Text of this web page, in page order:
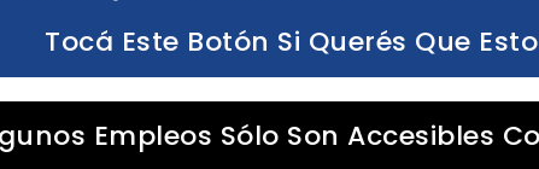
Tocá Este Botón Si Querés Que
Empleos Sólo Son Accesibles